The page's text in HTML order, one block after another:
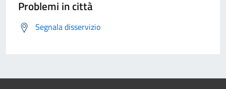
Problemi in città
Segnala disservizio